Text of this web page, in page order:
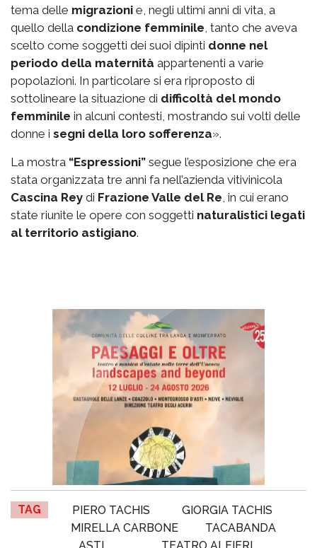
tema delle migrazioni e, negli ultimi anni di vita, a
quello della condizione femminile , tanto che aveva
scelto come soggetti dei suoi dipinti donne nel
periodo della maternità appartenenti a varie
popolazioni. In particolare si era riproposto di
sottolineare la situazione di difficoltà del mondo
femminile in alcuni contesti, mostrando sui volti delle
donne i segni della loro sofferenza».
La mostra “Espressioni” segue l’esposizione che era
stata organizzata tre anni fa nell’azienda vitivinicola
Cascina Rey di Frazione Valle del Re , in cui erano
state riunite le opere con soggetti naturalistici legati
al territorio astigiano.
TAG PIERO TACHIS
GIORGIA TACHIS
MIRELLA CARBONE
TACABANDA